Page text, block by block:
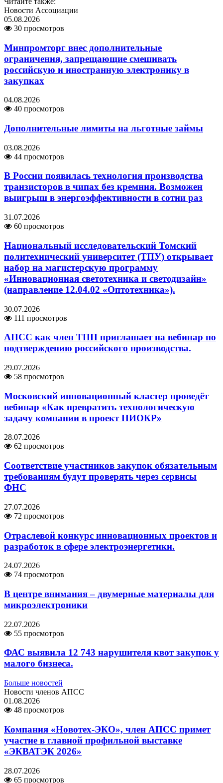
Новости Ассоциации
05.08.2026
30 просмотров
Минпромторг внес дополнительные
ограничения, запрещающие смешивать
российскую и иностранную электронику в
закупках
04.08.2026
40 просмотров
Дополнительные лимиты на льготные займы
03.08.2026
44 просмотров
В России появилась технология производства
транзисторов в чипах без кремния. Возможен
выигрыш в энергоэффективности в сотни раз
31.07.2026
60 просмотров
Национальный исследовательский Томский
политехнический университет (ТПУ) открывает
набор на магистерскую программу
«Инновационная светотехника и светодизайн»
(направление 12.04.02 «Оптотехника»).
30.07.2026
111 просмотров
АПСС как член ТПП приглашает на вебинар по
подтверждению российского производства.
29.07.2026
58 просмотров
Московский инновационный кластер проведёт
вебинар «Как превратить технологическую
задачу компании в проект НИОКР»
28.07.2026
62 просмотров
Соответствие участников закупок обязательным
требованиям будут проверять через сервисы
ФНС
27.07.2026
72 просмотров
Отраслевой конкурс инновационных проектов и
разработок в сфере электроэнергетики.
24.07.2026
74 просмотров
В центре внимания – двумерные материалы для
микроэлектроники
22.07.2026
55 просмотров
ФАС выявила 12 743 нарушителя квот закупок у
малого бизнеса.
Больше новостей
Новости членов АПСС
01.08.2026
48 просмотров
Компания «Новотех-ЭКО», член АПСС примет
участие в главной профильной выставке
«ЭКВАТЭК 2026»
28.07.2026
65 просмотров